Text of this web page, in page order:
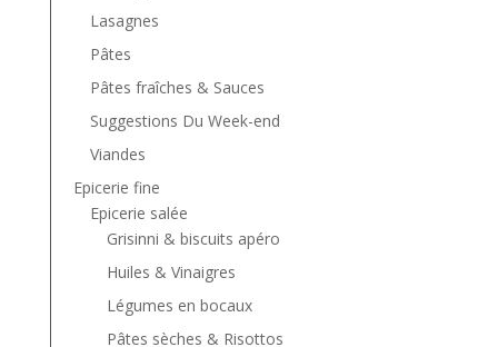
Lasagnes
Pâtes
Pâtes fraîches & Sauces
Suggestions Du Week-end
Viandes
Epicerie fine
Epicerie salée
Grisinni & biscuits apéro
Huiles & Vinaigres
Légumes en bocaux
Pâtes sèches & Risottos